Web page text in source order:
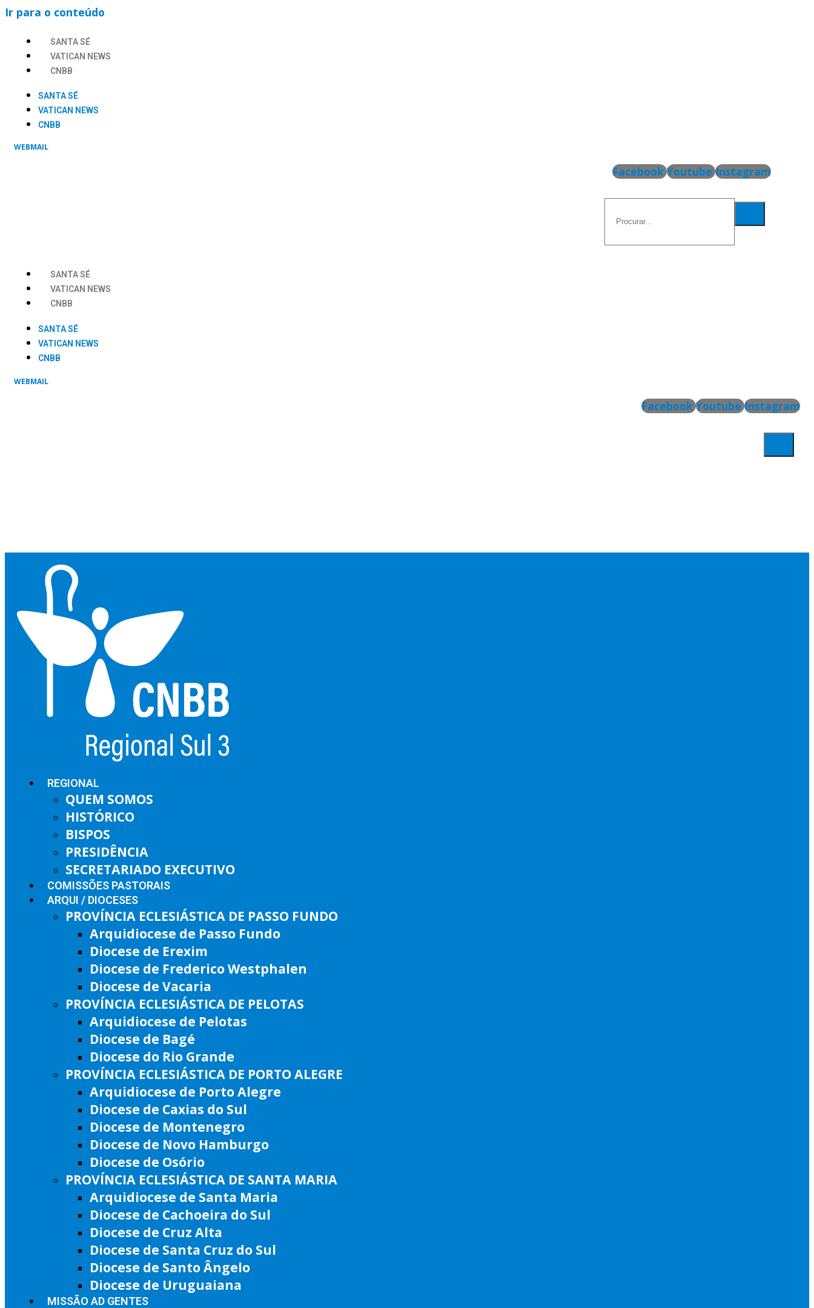
Ir para o conteúdo
SANTA SÉ
VATICAN NEWS
CNBB
SANTA SÉ
VATICAN NEWS
CNBB
WEBMAIL
Facebook Youtube Instagram
SANTA SÉ
VATICAN NEWS
CNBB
SANTA SÉ
VATICAN NEWS
CNBB
WEBMAIL
Facebook Youtube Instagram
REGIONAL
QUEM SOMOS
HISTÓRICO
BISPOS
PRESIDÊNCIA
SECRETARIADO EXECUTIVO
COMISSÕES PASTORAIS
ARQUI / DIOCESES
PROVÍNCIA ECLESIÁSTICA DE PASSO FUNDO
Arquidiocese de Passo Fundo
Diocese de Erexim
Diocese de Frederico Westphalen
Diocese de Vacaria
PROVÍNCIA ECLESIÁSTICA DE PELOTAS
Arquidiocese de Pelotas
Diocese de Bagé
Diocese do Rio Grande
PROVÍNCIA ECLESIÁSTICA DE PORTO ALEGRE
Arquidiocese de Porto Alegre
Diocese de Caxias do Sul
Diocese de Montenegro
Diocese de Novo Hamburgo
Diocese de Osório
PROVÍNCIA ECLESIÁSTICA DE SANTA MARIA
Arquidiocese de Santa Maria
Diocese de Cachoeira do Sul
Diocese de Cruz Alta
Diocese de Santa Cruz do Sul
Diocese de Santo Ângelo
Diocese de Uruguaiana
MISSÃO AD GENTES